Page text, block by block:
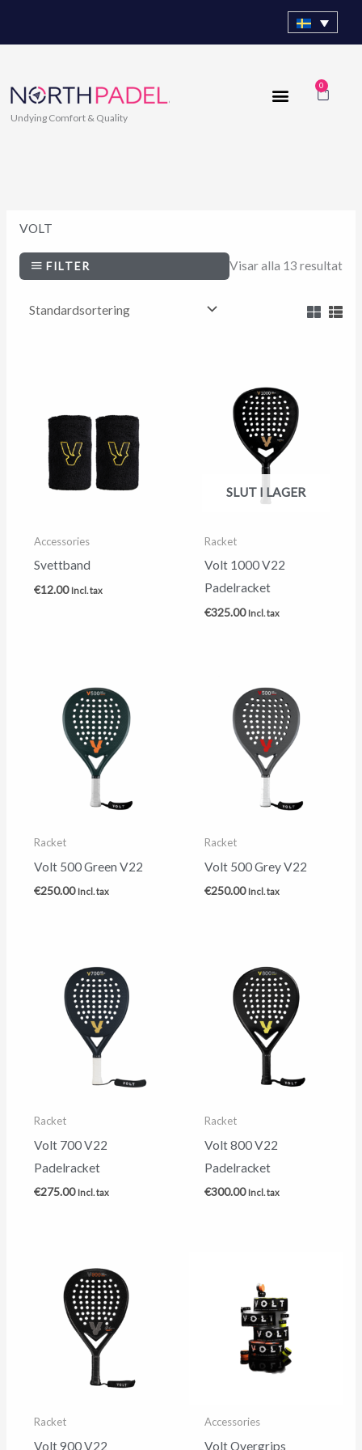
Undying Comfort & Quality
0
VOLT
FILTER Visar alla 13 resultat
Accessories
Svettband
€12.00 Incl. tax
SLUT I LAGER
Racket
Volt 1000 V22
Padelracket
€325.00 Incl. tax
Racket
Volt 500 Green V22
€250.00 Incl. tax
Racket
Volt 500 Grey V22
€250.00 Incl. tax
Racket
Volt 700 V22
Padelracket
€275.00 Incl. tax
Racket
Volt 800 V22
Padelracket
€300.00 Incl. tax
Racket
Volt 900 V22
Accessories
Volt Overgrips